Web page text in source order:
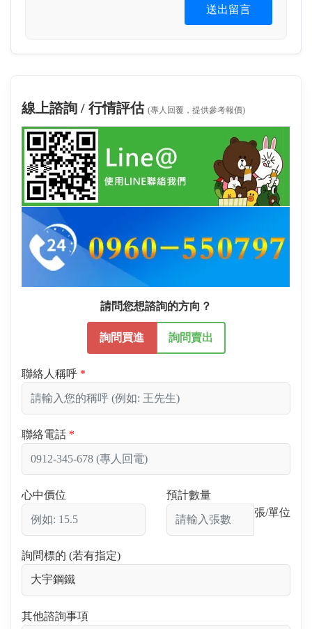
送出留言
線上諮詢 / 行情評估 (專人回覆，提供參考報價)
請問您想諮詢的方向？
詢問買進 詢問賣出
聯絡人稱呼
聯絡電話
心中價位
預計數量
張/單位
詢問標的 (若有指定)
其他諮詢事項